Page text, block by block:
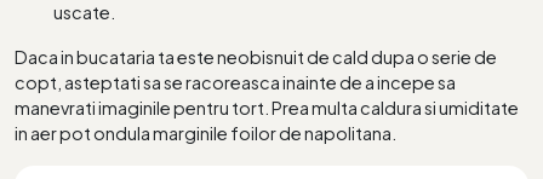
uscate.
Daca in bucataria ta este neobisnuit de cald dupa o serie de
copt, asteptati sa se racoreasca inainte de a incepe sa
manevrati imaginile pentru tort. Prea multa caldura si umiditate
in aer pot ondula marginile foilor de napolitana.